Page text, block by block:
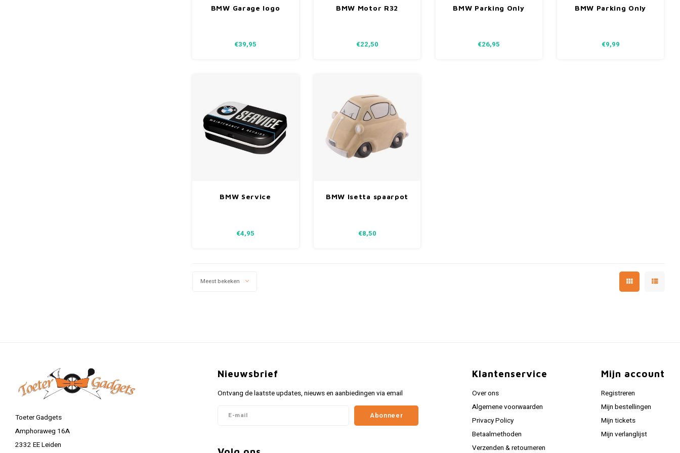
BMW Garage logo
€39,95
BMW Motor R32
€22,50
BMW Parking Only
€26,95
BMW Parking Only
€9,99
BMW Service
€4,95
BMW Isetta spaarpot
€8,50
Meest bekeken
Toeter Gadgets
Amphoraweg 16A
2332 EE Leiden
Nieuwsbrief
Ontvang de laatste updates, nieuws en aanbiedingen via email
Abonneer
Klantenservice
Over ons
Algemene voorwaarden
Privacy Policy
Betaalmethoden
Verzenden & retourneren
Mijn account
Registreren
Mijn bestellingen
Mijn tickets
Mijn verlanglijst